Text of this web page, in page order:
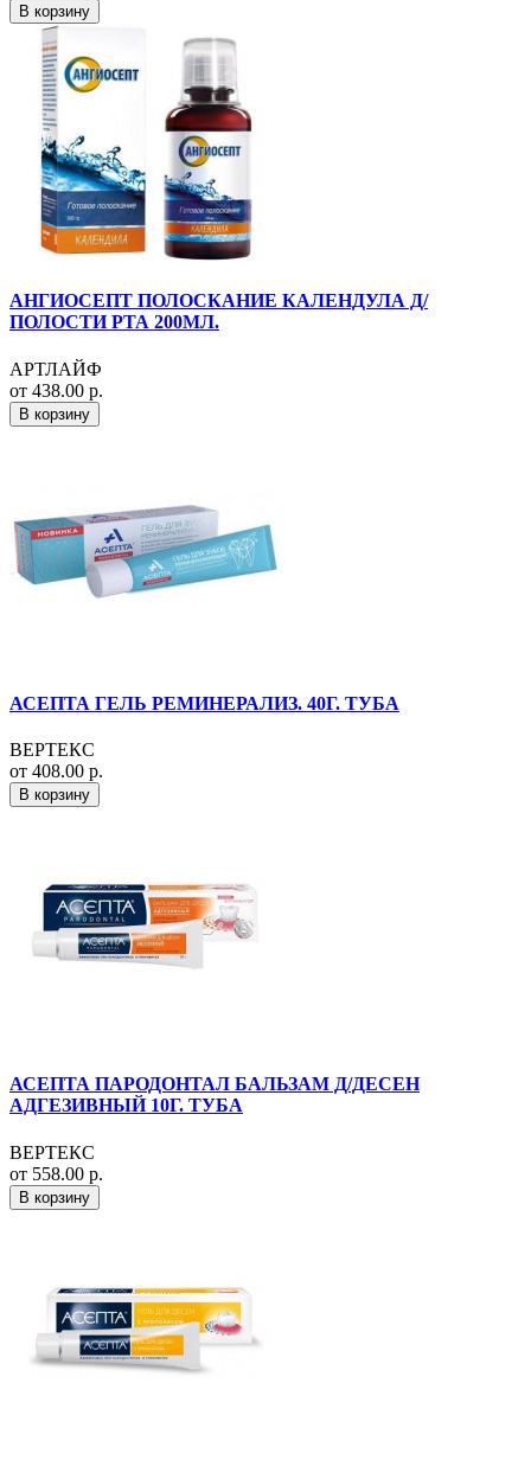
В корзину
АНГИОСЕПТ ПОЛОСКАНИЕ КАЛЕНДУЛА Д/
ПОЛОСТИ РТА 200МЛ.
АРТЛАЙФ
от 438.00 р.
В корзину
АСЕПТА ГЕЛЬ РЕМИНЕРАЛИЗ. 40Г. ТУБА
ВЕРТЕКС
от 408.00 р.
В корзину
АСЕПТА ПАРОДОНТАЛ БАЛЬЗАМ Д/ДЕСЕН
АДГЕЗИВНЫЙ 10Г. ТУБА
ВЕРТЕКС
от 558.00 р.
В корзину